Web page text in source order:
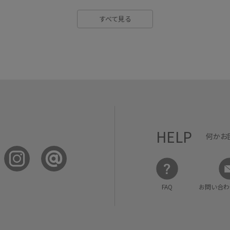
すべて見る
HELP 何かお
FAQ お問い合